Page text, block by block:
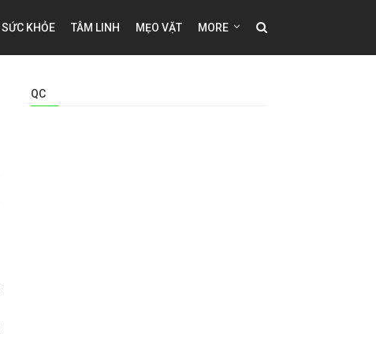
SỨC KHỎE TÂM LINH MẸO VẶT MORE
QC